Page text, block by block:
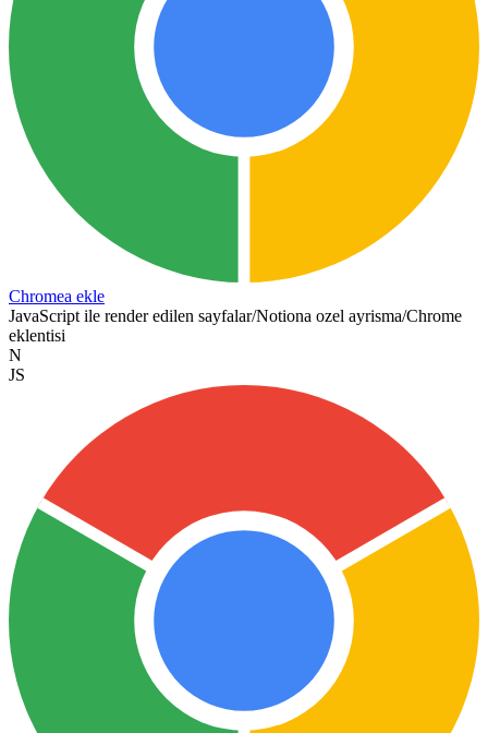
Chromea ekle
JavaScript ile render edilen sayfalar/Notiona ozel ayrisma/Chrome
eklentisi
N
JS